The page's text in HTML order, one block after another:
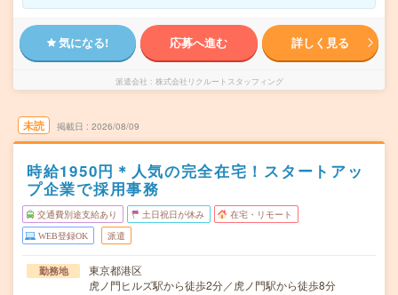
気になる! 応募へ進む 詳しく見る
派遣会社 株式会社リクルートスタッフィング
未読 掲載日 2026/08/09
時給1950円＊人気の完全在宅！スタートアッ
プ企業で採用事務
交通費別途支給あり 土日祝日が休み 在宅・リモート
WEB登録OK 派遣
勤務地
東京都港区
虎ノ門ヒルズ駅から徒歩2分／虎ノ門駅から徒歩8分